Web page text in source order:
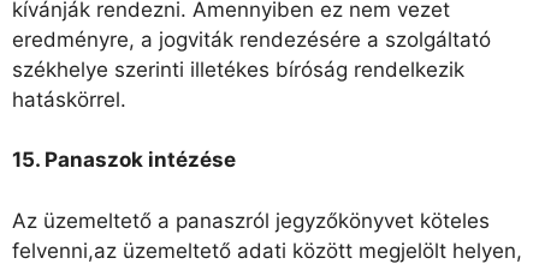
kívánják rendezni. Amennyiben ez nem vezet
eredményre, a jogviták rendezésére a szolgáltató
székhelye szerinti illetékes bíróság rendelkezik
hatáskörrel.
15. Panaszok intézése
Az üzemeltető a panaszról jegyzőkönyvet köteles
felvenni,az üzemeltető adati között megjelölt helyen,